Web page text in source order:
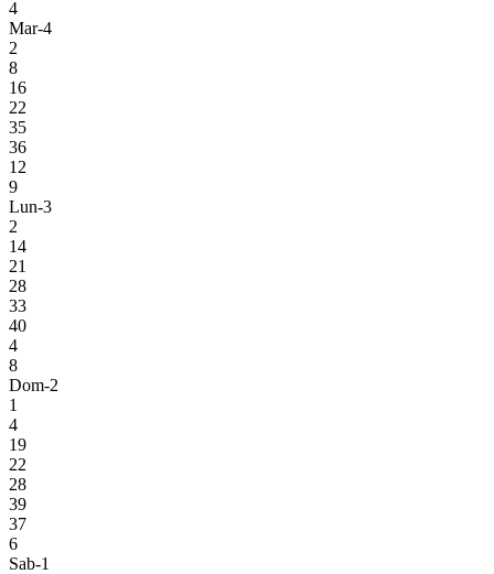
4
Mar-4
2
8
16
22
35
36
12
9
Lun-3
2
14
21
28
33
40
4
8
Dom-2
1
4
19
22
28
39
37
6
Sab-1